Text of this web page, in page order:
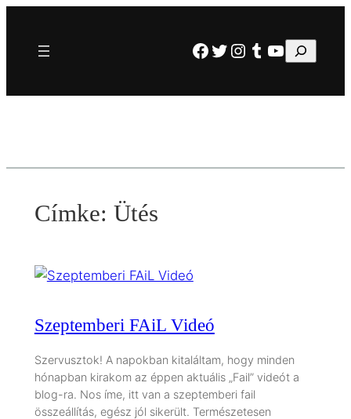
tartalomhoz
Facebook
Twitter
Instagram
Tumblr
YouTube
Keresés
Címke: Ütés
Szeptemberi FAiL Videó
Szervusztok! A napokban kitaláltam, hogy minden
hónapban kirakom az éppen aktuális „Fail” videót a
blog-ra. Nos íme, itt van a szeptemberi fail
összeállítás, egész jól sikerült. Természetesen